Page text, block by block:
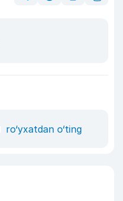
ro‘yxatdan o‘ting